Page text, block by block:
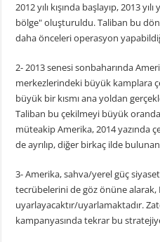
2012 yılı kışında başlayıp, 2013
bölge" oluşturuldu. Taliban bu
daha önceleri operasyon
2- 2013 senesi sonbaharında
merkezlerindeki büyük kamplara
büyük bir kısmı ana yoldan
Taliban bu çekilmeyi büyük
müteakip Amerika, 2014 yazında
de ayrılıp, diğer birkaç ilde
3- Amerika, sahva/yerel güç
tecrübelerini de göz önüne
uyarlayacaktır/uyarlamaktadır.
kampanyasında tekrar bu